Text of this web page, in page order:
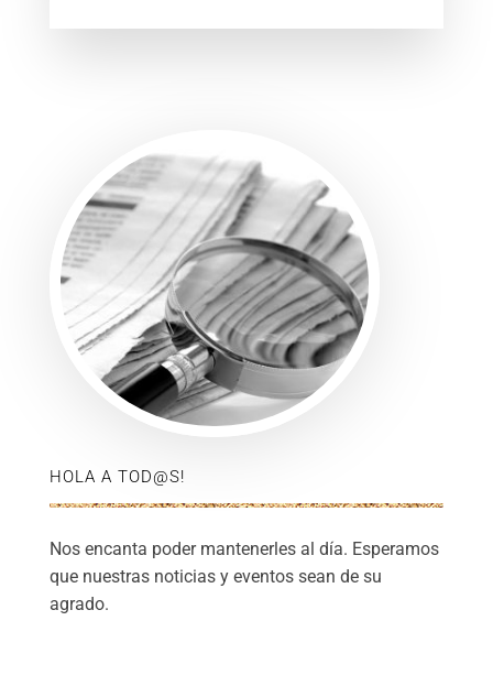
HOLA A TOD@S!
Nos encanta poder mantenerles al día. Esperamos
que nuestras noticias y eventos sean de su
agrado.